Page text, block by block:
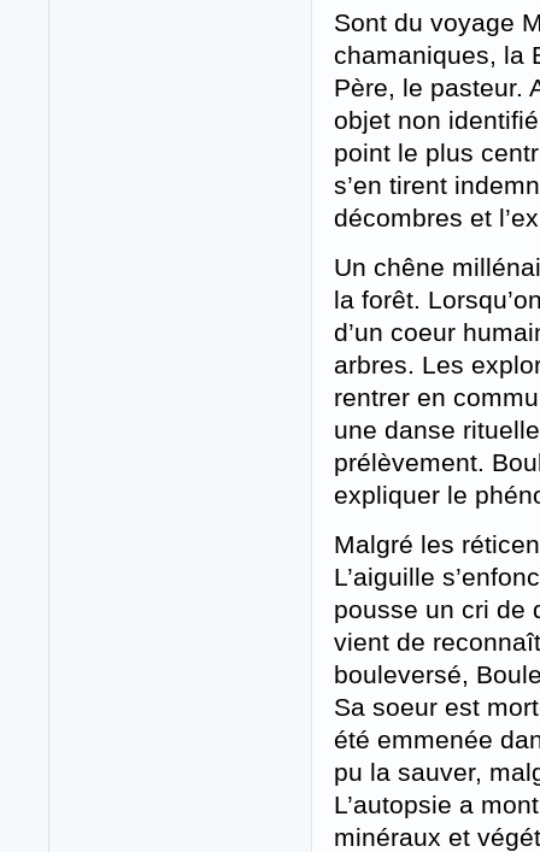
Sont du voyage
chamaniques, la
Père, le pasteur.
objet non
point le plus
s’en tirent
décombres et
Un chêne
la forêt.
d’un coeur
arbres. Les
rentrer en
une danse
prélèvement.
expliquer le
Malgré les
L’aiguille
pousse un cri de
vient de
bouleversé,
Sa soeur est
été emmenée
pu la sauver,
L’autopsie a
minéraux et